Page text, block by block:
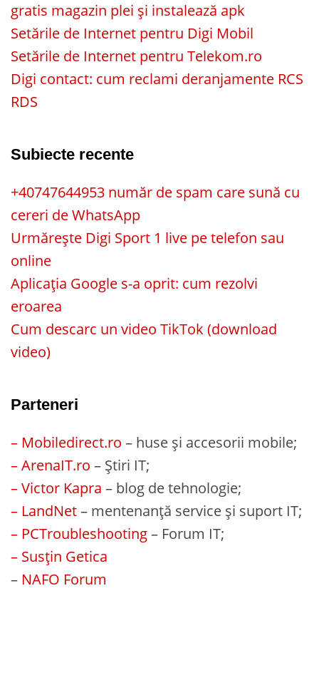
gratis magazin plei și instalează apk
Setările de Internet pentru Digi Mobil
Setările de Internet pentru Telekom.ro
Digi contact: cum reclami deranjamente RCS
RDS
Subiecte recente
+40747644953 număr de spam care sună cu
cereri de WhatsApp
Urmărește Digi Sport 1 live pe telefon sau
online
Aplicația Google s-a oprit: cum rezolvi
eroarea
Cum descarc un video TikTok (download
video)
Parteneri
– Mobiledirect.ro – huse și accesorii mobile;
– ArenaIT.ro – Știri IT;
– Victor Kapra – blog de tehnologie;
– LandNet– mentenanță service și suport IT;
– PCTroubleshooting– Forum IT;
– Susțin Getica
– NAFO Forum